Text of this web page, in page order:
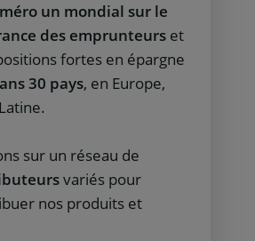
un mondial sur le
des emprunteurs et
fortes en épargne
30 pays, en Europe,
sur un réseau de
variés pour
nos produits et